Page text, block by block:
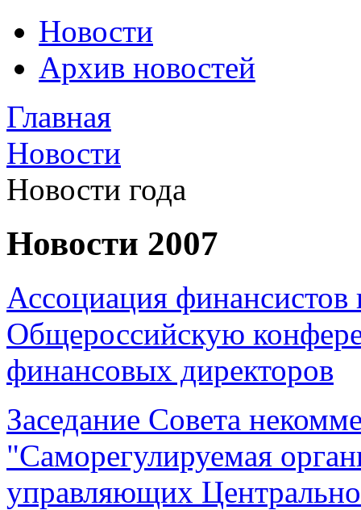
Новости
Архив новостей
Главная
Новости
Новости года
Новости 2007
Ассоциация
Общероссийскую
финансовых директоров
Заседание Совета
"Саморегулируемая
управляющих